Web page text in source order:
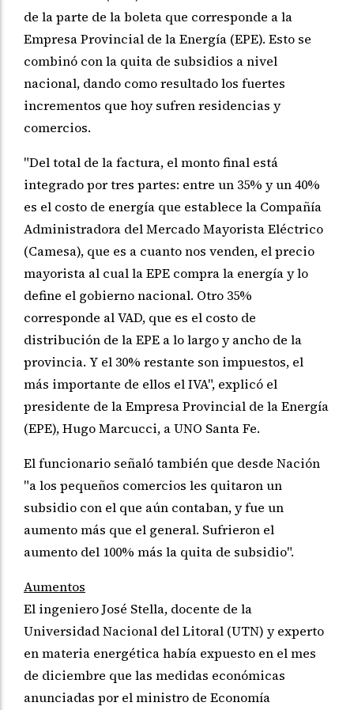
de la parte de la boleta que corresponde a la
Empresa Provincial de la Energía (EPE). Esto se
combinó con la quita de subsidios a nivel
nacional, dando como resultado los fuertes
incrementos que hoy sufren residencias y
comercios.
"Del total de la factura, el monto final está
integrado por tres partes: entre un 35% y un 40%
es el costo de energía que establece la Compañía
Administradora del Mercado Mayorista Eléctrico
(Camesa), que es a cuanto nos venden, el precio
mayorista al cual la EPE compra la energía y lo
define el gobierno nacional. Otro 35%
corresponde al VAD, que es el costo de
distribución de la EPE a lo largo y ancho de la
provincia. Y el 30% restante son impuestos, el
más importante de ellos el IVA", explicó el
presidente de la Empresa Provincial de la Energía
(EPE), Hugo Marcucci, a UNO Santa Fe.
El funcionario señaló también que desde Nación
"a los pequeños comercios les quitaron un
subsidio con el que aún contaban, y fue un
aumento más que el general. Sufrieron el
aumento del 100% más la quita de subsidio".
Aumentos
El ingeniero José Stella, docente de la
Universidad Nacional del Litoral (UTN) y experto
en materia energética había expuesto en el mes
de diciembre que las medidas económicas
anunciadas por el ministro de Economía